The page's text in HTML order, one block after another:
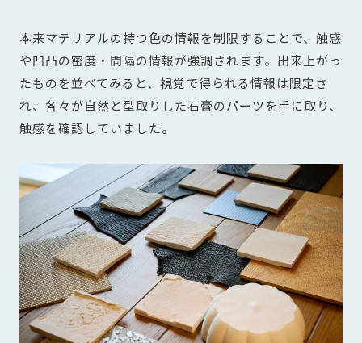
本来マテリアルの持つ色の情報を制限することで、触感
や凹凸の密度・間隔の情報が強調されます。出来上がっ
たものを並べてみると、視覚で得られる情報は限定さ
れ、各々が自然と型取りした石膏のパーツを手に取り、
触感を確認していました。